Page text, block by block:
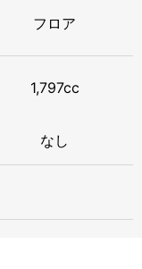
フロア
1,797cc
なし